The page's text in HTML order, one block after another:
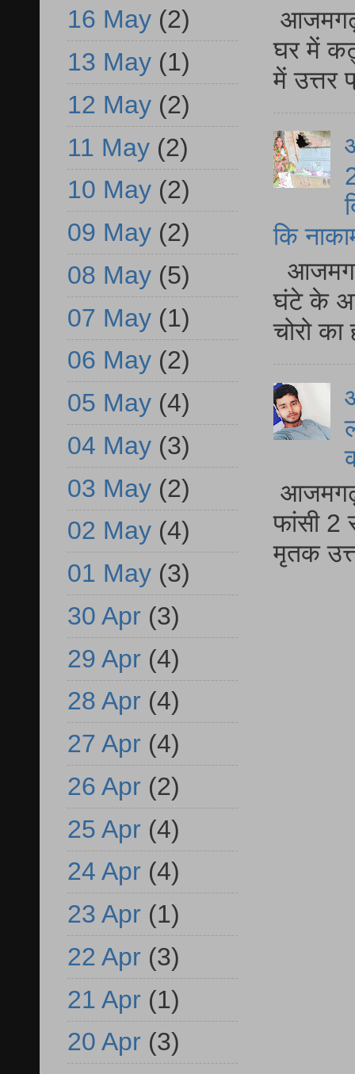
घर में
में
कि
घंटे के
चोरो
आजमगढ़
फांसी 2
मृतक
16 May (2)
13 May (1)
12 May (2)
11 May (2)
10 May (2)
09 May (2)
08 May (5)
07 May (1)
06 May (2)
05 May (4)
04 May (3)
03 May (2)
02 May (4)
01 May (3)
30 Apr (3)
29 Apr (4)
28 Apr (4)
27 Apr (4)
26 Apr (2)
25 Apr (4)
24 Apr (4)
23 Apr (1)
22 Apr (3)
21 Apr (1)
20 Apr (3)